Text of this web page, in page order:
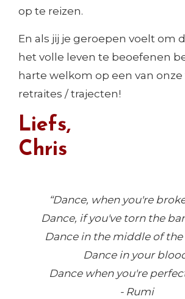
op te reizen.
En als jij je geroepen voelt om
het volle leven te beoefenen
harte welkom op een van
retraites / trajecten!
Liefs,
Chris
“Dance, when you're
Dance, if you've torn the
Dance in the middle of
Dance in your
Dance when you're
- Rumi